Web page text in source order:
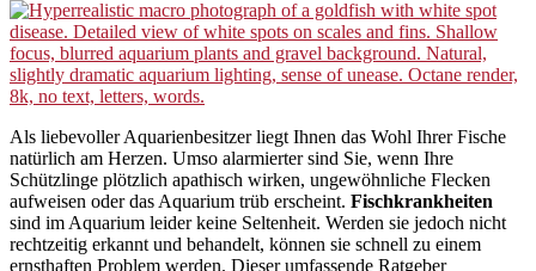
Als liebevoller Aquarienbesitzer liegt Ihnen das Wohl Ihrer Fische
natürlich am Herzen. Umso alarmierter sind Sie, wenn Ihre
Schützlinge plötzlich apathisch wirken, ungewöhnliche Flecken
aufweisen oder das Aquarium trüb erscheint. Fischkrankheiten
sind im Aquarium leider keine Seltenheit. Werden sie jedoch nicht
rechtzeitig erkannt und behandelt, können sie schnell zu einem
ernsthaften Problem werden. Dieser umfassende Ratgeber